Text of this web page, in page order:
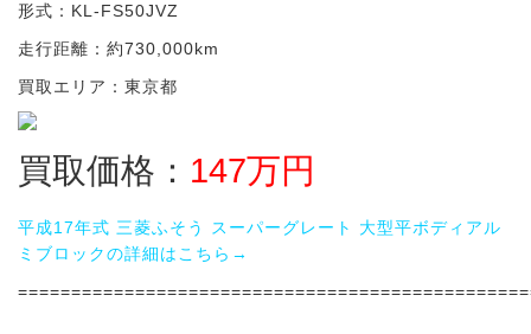
形式：KL-FS50JVZ
走行距離：約730,000km
買取エリア：東京都
買取価格： 147万円
平成17年式 三菱ふそう スーパーグレート 大型平ボディアル
ミブロックの詳細はこちら→